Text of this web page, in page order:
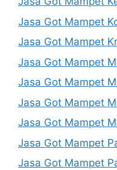
Jasa Got Mampet
Jasa Got Mampet
Jasa Got Mampet
Jasa Got Mampet
Jasa Got Mampet
Jasa Got Mampet
Jasa Got Mampet
Jasa Got Mampet